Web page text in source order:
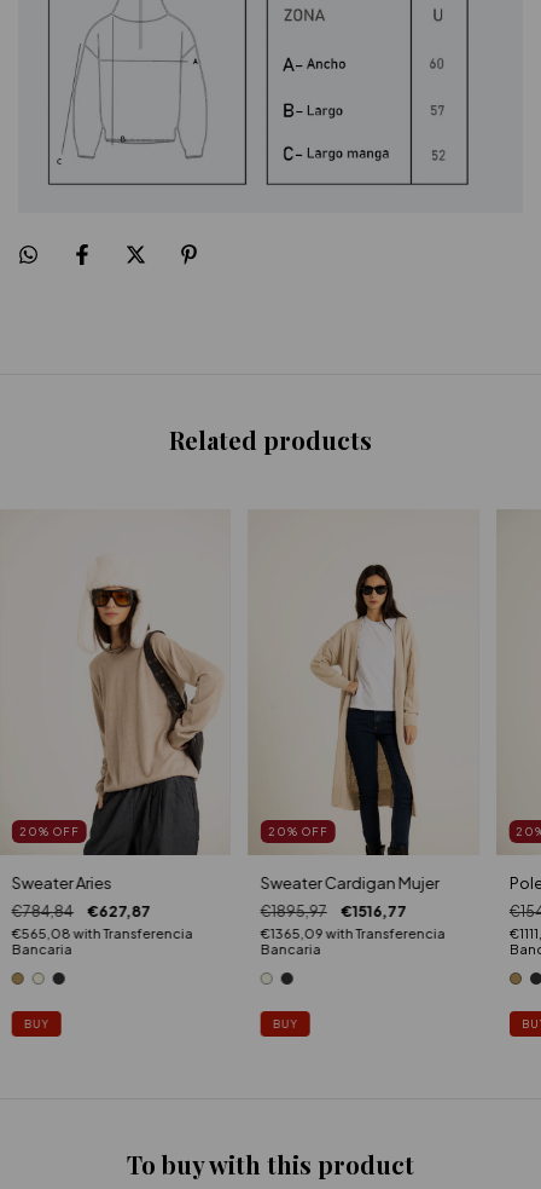
Related products
20% OFF
Sweater Aries
€784,84 €627,87
€565,08with Transferencia
Bancaria
BUY
20% OFF
Sweater Cardigan Mujer
€1895,97 €1516,77
€1365,09with Transferencia
Bancaria
BUY
20
To buy with this product